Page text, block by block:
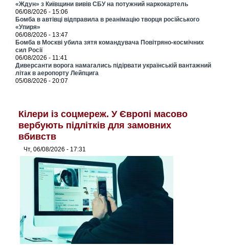
«Ждун» з Київщини вивів СБУ на потужний наркокартель
06/08/2026 - 15:06
Бомба в автівці відправила в реанімацію творця російського
«Упиря»
06/08/2026 - 13:47
Бомба в Москві убила зятя командувача Повітряно-космічних
сил Росії
06/08/2026 - 11:41
Диверсанти ворога намагались підірвати українській вантажний
літак в аеропорту Лейпцига
05/08/2026 - 20:07
Кілери із соцмереж. У Європі масово
вербують підлітків для замовних
вбивств
Чт, 06/08/2026 - 17:31